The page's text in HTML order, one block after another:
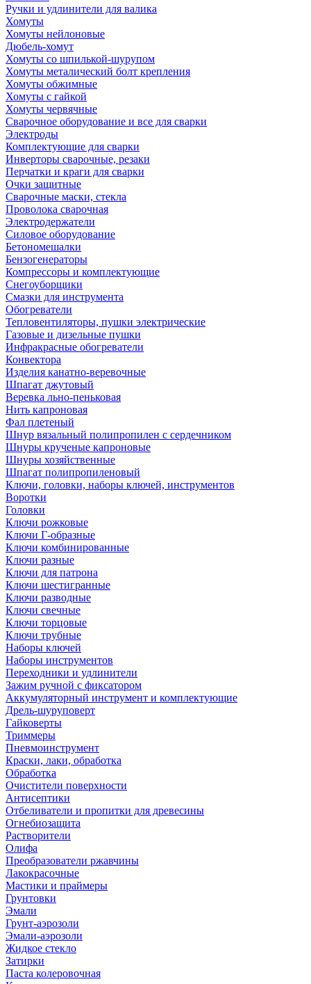
Ручки и удлинители для валика
Хомуты
Хомуты нейлоновые
Дюбель-хомут
Хомуты со шпилькой-шурупом
Хомуты металический болт крепления
Хомуты обжимные
Хомуты с гайкой
Хомуты червячные
Сварочное оборудование и все для сварки
Электроды
Комплектующие для сварки
Инверторы сварочные, резаки
Перчатки и краги для сварки
Очки защитные
Сварочные маски, стекла
Проволока сварочная
Электродержатели
Силовое оборудование
Бетономешалки
Бензогенераторы
Компрессоры и комплектующие
Снегоуборщики
Смазки для инструмента
Обогреватели
Тепловентиляторы, пушки электрические
Газовые и дизельные пушки
Инфракрасные обогреватели
Конвектора
Изделия канатно-веревочные
Шпагат джутовый
Веревка льно-пеньковая
Нить капроновая
Фал плетеный
Шнур вязальный полипропилен с сердечником
Шнуры крученые капроновые
Шнуры хозяйственные
Шпагат полипропиленовый
Ключи, головки, наборы ключей, инструментов
Воротки
Головки
Ключи рожковые
Ключи Г-образные
Ключи комбинированные
Ключи разные
Ключи для патрона
Ключи шестигранные
Ключи разводные
Ключи свечные
Ключи торцовые
Ключи трубные
Наборы ключей
Наборы инструментов
Переходники и удлинители
Зажим ручной с фиксатором
Аккумуляторный инструмент и комплектующие
Дрель-шуруповерт
Гайковерты
Триммеры
Пневмоинструмент
Краски, лаки, обработка
Обработка
Очистители поверхности
Антисептики
Отбеливатели и пропитки для древесины
Огнебиозащита
Растворители
Олифа
Преобразователи ржавчины
Лакокрасочные
Мастики и праймеры
Грунтовки
Эмали
Грунт-аэрозоли
Эмали-аэрозоли
Жидкое стекло
Затирки
Паста колеровочная